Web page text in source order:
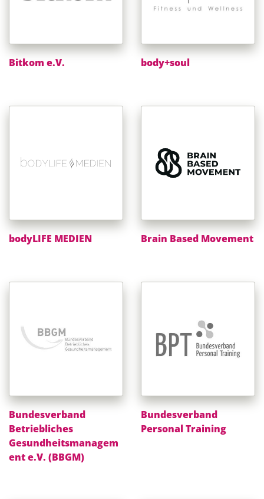
Bitkom e.V. body+soul
bodyLIFE MEDIEN Brain Based Movement
Bundesverband
Betriebliches
Gesundheitsmanagem
ent e.V. (BBGM)
Bundesverband
Personal Training